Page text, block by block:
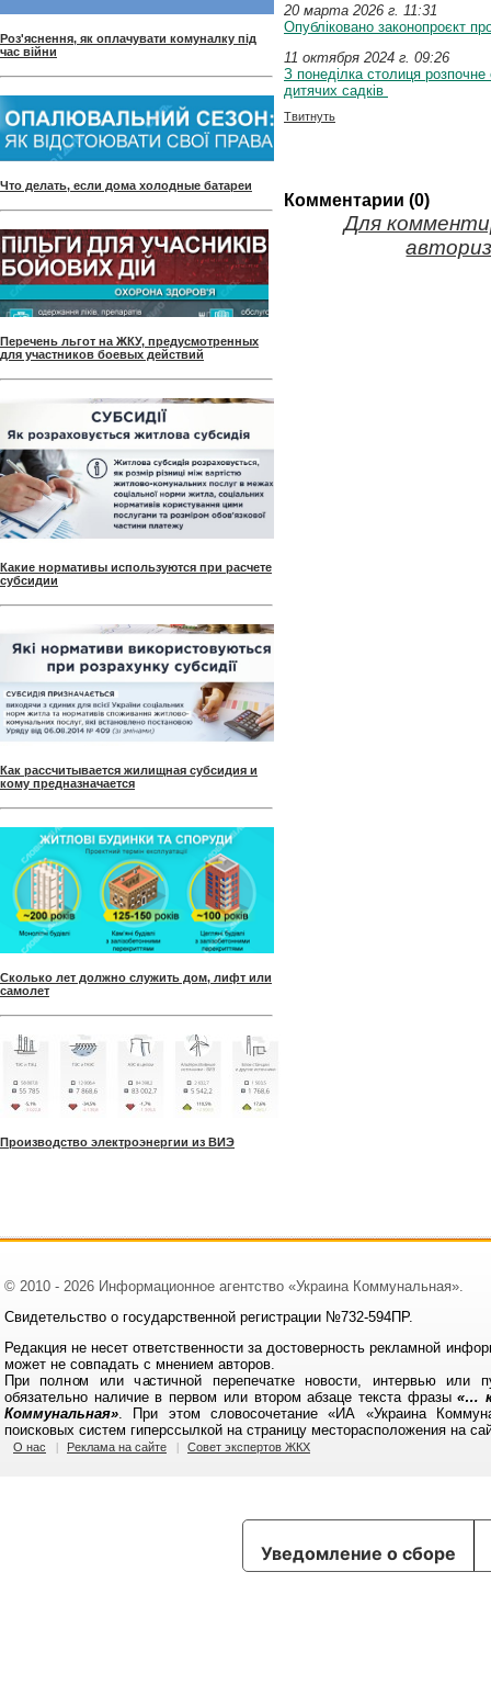
Роз'яснення, як оплачувати комуналку під
час війни
Что делать, если дома холодные батареи
Перечень льгот на ЖКУ, предусмотренных
для участников боевых действий
Какие нормативы используются при расчете
субсидии
Как рассчитывается жилищная субсидия и
кому предназначается
Сколько лет должно служить дом, лифт или
самолет
Производство электроэнергии из ВИЭ
20 марта 2026 г. 11:31
Опубліковано законопроєкт
11 октября 2024 г. 09:26
З понеділка столиця
дитячих садків
Твитнуть
Комментарии (0)
Для
© 2010 - 2026 Информационное агентство «Украина Коммунальная».
Свидетельство о государственной регистрации №732-594ПР.
Редакция не несет ответственности за достоверность рекламной
может не совпадать с мнением авторов.
При полном или частичной перепечатке новости, интервью или
обязательно наличие в первом или втором абзаце текста фразы «…
Коммунальная». При этом словосочетание «ИА «Украина
поисковых систем гиперссылкой на страницу месторасположения на
О нас Реклама на сайте Совет экспертов ЖКХ
Уведомление о сборе